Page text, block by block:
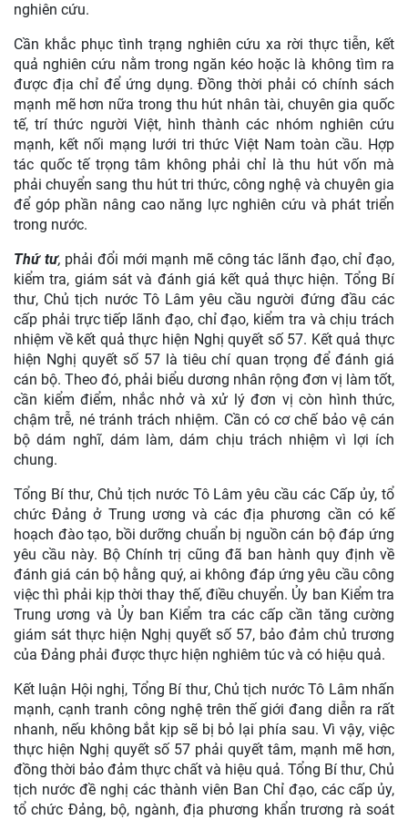
nghiên cứu.
Cần khắc phục tình trạng nghiên cứu xa rời thực tiễn, kết
quả nghiên cứu nằm trong ngăn kéo hoặc là không tìm ra
được địa chỉ để ứng dụng. Đồng thời phải có chính sách
mạnh mẽ hơn nữa trong thu hút nhân tài, chuyên gia quốc
tế, trí thức người Việt, hình thành các nhóm nghiên cứu
mạnh, kết nối mạng lưới tri thức Việt Nam toàn cầu. Hợp
tác quốc tế trọng tâm không phải chỉ là thu hút vốn mà
phải chuyển sang thu hút tri thức, công nghệ và chuyên gia
để góp phần nâng cao năng lực nghiên cứu và phát triển
trong nước.
Thứ tư, phải đổi mới mạnh mẽ công tác lãnh đạo, chỉ đạo,
kiểm tra, giám sát và đánh giá kết quả thực hiện. Tổng Bí
thư, Chủ tịch nước Tô Lâm yêu cầu người đứng đầu các
cấp phải trực tiếp lãnh đạo, chỉ đạo, kiểm tra và chịu trách
nhiệm về kết quả thực hiện Nghị quyết số 57. Kết quả thực
hiện Nghị quyết số 57 là tiêu chí quan trọng để đánh giá
cán bộ. Theo đó, phải biểu dương nhân rộng đơn vị làm tốt,
cần kiểm điểm, nhắc nhở và xử lý đơn vị còn hình thức,
chậm trễ, né tránh trách nhiệm. Cần có cơ chế bảo vệ cán
bộ dám nghĩ, dám làm, dám chịu trách nhiệm vì lợi ích
chung.
Tổng Bí thư, Chủ tịch nước Tô Lâm yêu cầu các Cấp ủy, tổ
chức Đảng ở Trung ương và các địa phương cần có kế
hoạch đào tạo, bồi dưỡng chuẩn bị nguồn cán bộ đáp ứng
yêu cầu này. Bộ Chính trị cũng đã ban hành quy định về
đánh giá cán bộ hằng quý, ai không đáp ứng yêu cầu công
việc thì phải kịp thời thay thế, điều chuyển. Ủy ban Kiểm tra
Trung ương và Ủy ban Kiểm tra các cấp cần tăng cường
giám sát thực hiện Nghị quyết số 57, bảo đảm chủ trương
của Đảng phải được thực hiện nghiêm túc và có hiệu quả.
Kết luận Hội nghị, Tổng Bí thư, Chủ tịch nước Tô Lâm nhấn
mạnh, cạnh tranh công nghệ trên thế giới đang diễn ra rất
nhanh, nếu không bắt kịp sẽ bị bỏ lại phía sau. Vì vậy, việc
thực hiện Nghị quyết số 57 phải quyết tâm, mạnh mẽ hơn,
đồng thời bảo đảm thực chất và hiệu quả. Tổng Bí thư, Chủ
tịch nước đề nghị các thành viên Ban Chỉ đạo, các cấp ủy,
tổ chức Đảng, bộ, ngành, địa phương khẩn trương rà soát